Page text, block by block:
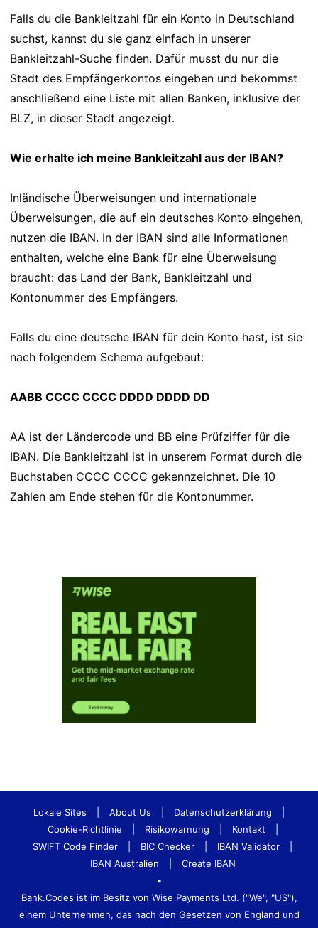
Falls du die Bankleitzahl für ein Konto in Deutschland
suchst, kannst du sie ganz einfach in unserer
Bankleitzahl-Suche finden. Dafür musst du nur die
Stadt des Empfängerkontos eingeben und bekommst
anschließend eine Liste mit allen Banken, inklusive der
BLZ, in dieser Stadt angezeigt.
Wie erhalte ich meine Bankleitzahl aus der IBAN?
Inländische Überweisungen und internationale
Überweisungen, die auf ein deutsches Konto eingehen,
nutzen die IBAN. In der IBAN sind alle Informationen
enthalten, welche eine Bank für eine Überweisung
braucht: das Land der Bank, Bankleitzahl und
Kontonummer des Empfängers.
Falls du eine deutsche IBAN für dein Konto hast, ist sie
nach folgendem Schema aufgebaut:
AABB CCCC CCCC DDDD DDDD DD
AA ist der Ländercode und BB eine Prüfziffer für die
IBAN. Die Bankleitzahl ist in unserem Format durch die
Buchstaben CCCC CCCC gekennzeichnet. Die 10
Zahlen am Ende stehen für die Kontonummer.
Lokale Sites About Us Datenschutzerklärung
Cookie-Richtlinie
Risikowarnung Kontakt
SWIFT Code Finder
BIC Checker IBAN Validator
IBAN Australien
Create IBAN
•
Bank.Codes ist im Besitz von Wise Payments Ltd. ("We", "US"),
einem Unternehmen, das nach den Gesetzen von England und